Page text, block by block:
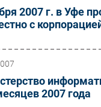
2007 г. в Уфе
с
2007 года